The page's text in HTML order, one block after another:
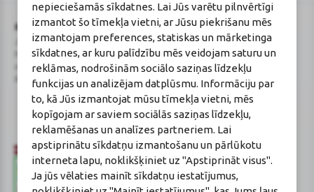
nepieciešamās sīkdatnes. Lai Jūs varētu pilnvērtīgi
izmantot šo tīmekļa vietni, ar Jūsu piekrišanu mēs
izmantojam preferences, statiskas un mārketinga
sīkdatnes, ar kuru palīdzību mēs veidojam saturu un
reklāmas, nodrošinām sociālo saziņas līdzekļu
funkcijas un analizējam datplūsmu. Informāciju par
to, kā Jūs izmantojat mūsu tīmekļa vietni, mēs
kopīgojam ar saviem sociālās saziņas līdzekļu,
reklamēšanas un analīzes partneriem. Lai
apstiprinātu sīkdatņu izmantošanu un pārlūkotu
interneta lapu, noklikšķiniet uz "Apstiprināt visus".
Ja jūs vēlaties mainīt sīkdatņu iestatījumus,
BENU Aptieka Latvija, SIA
Juridiskā adrese / Faktiskā adrese:
Noliktavu iela 5, Dreiliņi, Stopiņu
novads, LV-2130
Reģistrācijas Nr.: 40003252167
Licence
Licences numurs: A00010
E-aptiekas kontakti
Aptiekas vadītāja:
Sertificēta farmaceite: Jeļena
Gončarova
Reģistrācijas Nr.: F-0834
Sertifikāta Nr.: 215.2025